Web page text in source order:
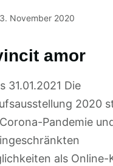
November 2020
amor
31.01.2021 Die
2020
Pandemie
als Online-